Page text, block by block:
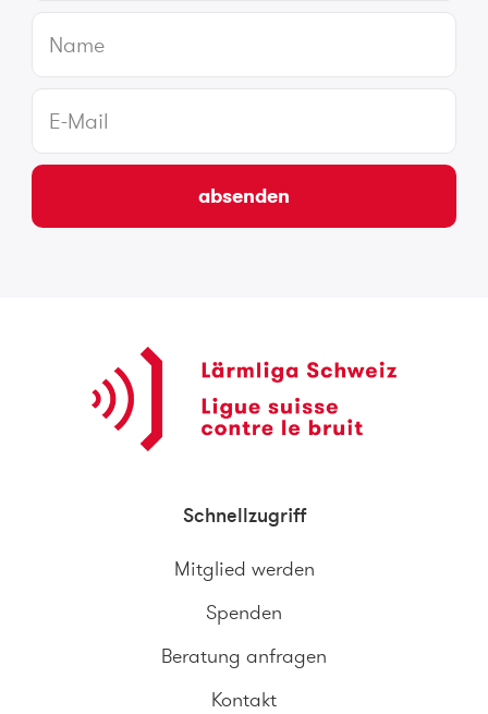
absenden
Schnellzugriff
Mitglied werden
Spenden
Beratung anfragen
Kontakt